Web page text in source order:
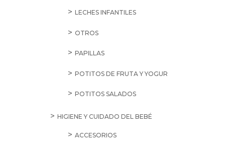
LECHES INFANTILES
OTROS
PAPILLAS
POTITOS DE FRUTA Y YOGUR
POTITOS SALADOS
HIGIENE Y CUIDADO DEL BEBÉ
ACCESORIOS